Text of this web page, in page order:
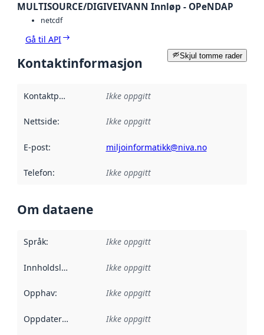
MULTISOURCE/DIGIVEIVANN Innløp - OPeNDAP
netcdf
Gå til API
Skjul tomme rader
Kontaktinformasjon
Kontaktpunkt Ikke oppgitt
Nettside: Ikke oppgitt
E-post: miljoinformatikk@niva.no
Telefon: Ikke oppgitt
Om dataene
Språk: Ikke oppgitt
Innholdsleverandører :
Ikke oppgitt
Opphav: Ikke oppgitt
Oppdateringsfrekvens :
Ikke oppgitt